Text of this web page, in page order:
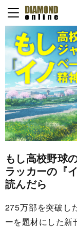
もし高校野球
ラッカーの『
読んだら
275万部を突破し
ーを題材にした新